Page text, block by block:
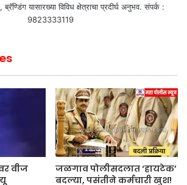
ब्रॅण्डिंग यासारख्या विविध क्षेत्राचा प्रदीर्घ अनुभव. संपर्क :
9823333119
वीज
जळगाव पोलीसदलात ‘हायटेक’
बदल्या, पसंतीने कर्मचारी खुश!